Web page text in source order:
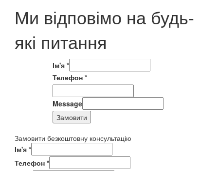
Ми відповімо на будь-
які питання
Ім'я *
Телефон *
Message
Замовити
Замовити безкоштовну консультацію
Ім'я *
Телефон *